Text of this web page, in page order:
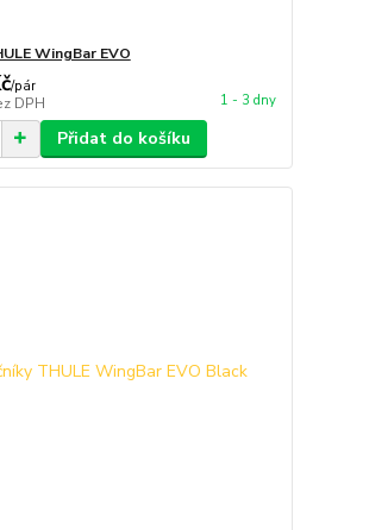
WingBar EVO
/pár
DPH 1 - 3 dny
Přidat do košíku